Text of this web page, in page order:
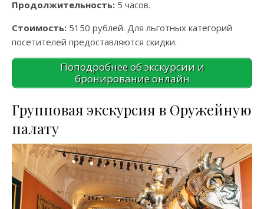
Продолжительность: 5 часов.
Стоимость: 5150 рублей. Для льготных категорий
посетителей предоставляются скидки.
Поподробнее об экскурсии и
бронирование онлайн
Групповая экскурсия в Оружейную
палату